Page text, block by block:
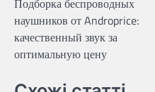
по
записям
Подборка беспроводных
наушников от Androprice:
качественный звук за
оптимальную цену